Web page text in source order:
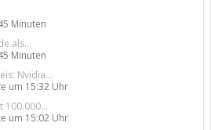
Minuten
als...
Minuten
Nvidia...
um 15:32 Uhr
100.000...
um 15:02 Uhr